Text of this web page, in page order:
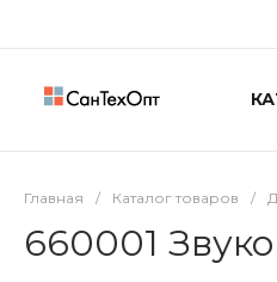
Главная / Каталог товаров /
660001